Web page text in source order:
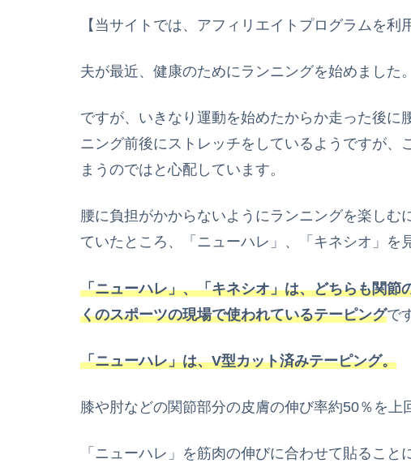
【当サイトでは、アフィリエイトプログラムを利
夫が最近、健康のためにランニングを始めました。
ですが、いきなり運動を始めたからか走った後に
ニング前後にストレッチをしているようですが、
まうのではと心配しています。
腰に負担がかからないようにランニングを楽しむ
ていたところ、「 ニューハレ 」、「キネシオ」を
「ニューハレ」、「キネシオ」は、どちらも関節
くのスポーツの現場で使われているテーピングで
「ニューハレ」は、V型カット済みテーピング。
膝や肘などの関節部分の皮膚の伸び率約50％を上
「ニューハレ」を筋肉の伸びに合わせて貼るこ